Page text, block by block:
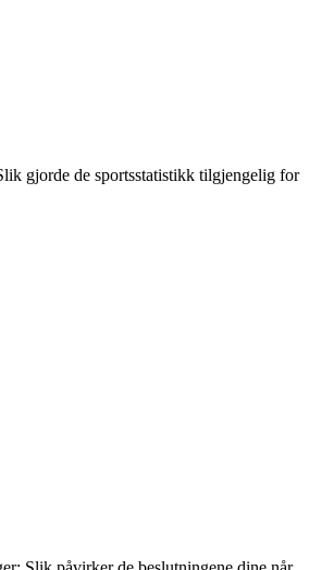
gjorde de sportsstatistikk tilgjengelig for